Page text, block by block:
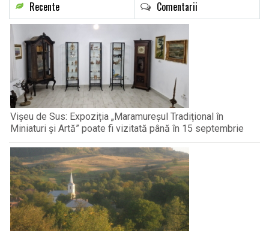
Recente Comentarii
Vișeu de Sus: Expoziția „Maramureșul Tradițional în
Miniaturi și Artă” poate fi vizitată până în 15 septembrie